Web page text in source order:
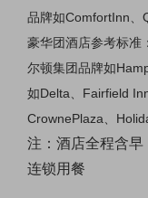
品牌如ComfortInn、
豪华团酒店参考标准
尔顿集团品牌如
如Delta、Fairfield
CrownePlaza、
注：酒店全程含早
连锁用餐